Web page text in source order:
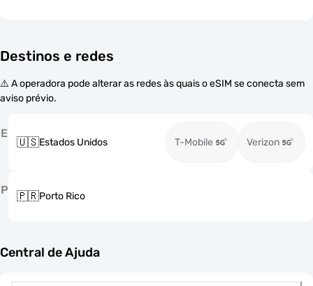
Destinos e redes
⚠️ A operadora pode alterar as redes às quais o eSIM se conecta sem
aviso prévio.
E
🇺🇸Estados Unidos T-Mobile Verizon
P 🇵🇷Porto Rico
Central de Ajuda